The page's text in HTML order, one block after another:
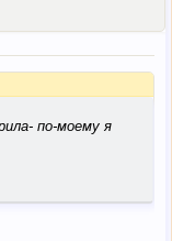
по-моему я